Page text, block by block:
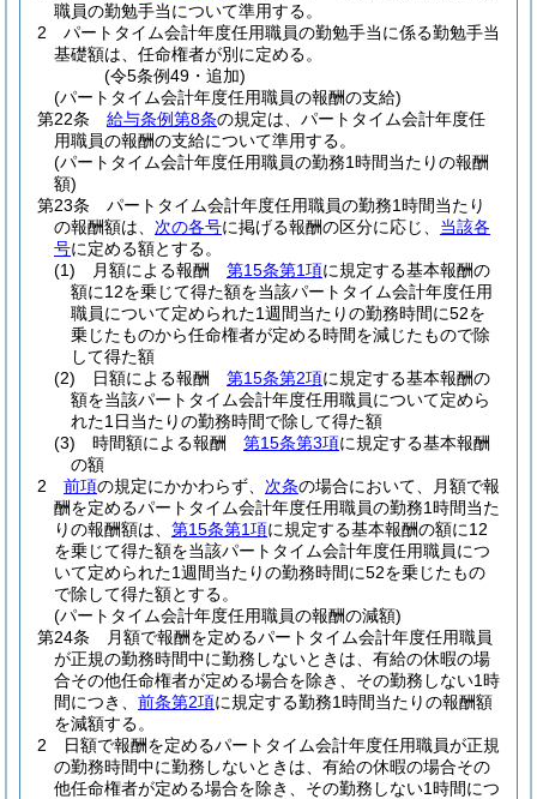
職員の勤勉手当について準用する。
2
パートタイム会計年度任用職員の勤勉手当に係る勤勉手当
基礎額は、任命権者が別に定める。
(令5条例49・追加)
(パートタイム会計年度任用職員の報酬の支給)
第22条
給与条例第8条の規定は、パートタイム会計年度任
用職員の報酬の支給について準用する。
(パートタイム会計年度任用職員の勤務1時間当たりの報酬
額)
第23条
パートタイム会計年度任用職員の勤務1時間当たり
の報酬額は、 次の各号に掲げる報酬の区分に応じ、 当該各
号に定める額とする。
(1)
月額による報酬 第15条第1項に規定する基本報酬の
額に12を乗じて得た額を当該パートタイム会計年度任用
職員について定められた1週間当たりの勤務時間に52を
乗じたものから任命権者が定める時間を減じたもので除
して得た額
(2)
日額による報酬 第15条第2項に規定する基本報酬の
額を当該パートタイム会計年度任用職員について定めら
れた1日当たりの勤務時間で除して得た額
(3)
時間額による報酬 第15条第3項に規定する基本報酬
の額
2
前項の規定にかかわらず、 次条の場合において、月額で報
酬を定めるパートタイム会計年度任用職員の勤務1時間当た
りの報酬額は、 第15条第1項に規定する基本報酬の額に12
を乗じて得た額を当該パートタイム会計年度任用職員につ
いて定められた1週間当たりの勤務時間に52を乗じたもの
で除して得た額とする。
(パートタイム会計年度任用職員の報酬の減額)
第24条
月額で報酬を定めるパートタイム会計年度任用職員
が正規の勤務時間中に勤務しないときは、有給の休暇の場
合その他任命権者が定める場合を除き、その勤務しない1時
間につき、 前条第2項に規定する勤務1時間当たりの報酬額
を減額する。
2
日額で報酬を定めるパートタイム会計年度任用職員が正規
の勤務時間中に勤務しないときは、有給の休暇の場合その
他任命権者が定める場合を除き、その勤務しない1時間につ